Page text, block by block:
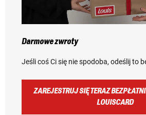
Darmowe zwroty
Jeśli coś Ci się nie spodoba, odeślij to
ZAREJESTRUJ SIĘ TERAZ
LOUISCARD